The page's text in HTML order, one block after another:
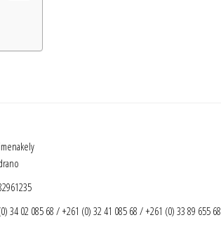
34 02 085 68 / +261 (0) 32 41 085 68 / +261 (0) 33 89 655 68